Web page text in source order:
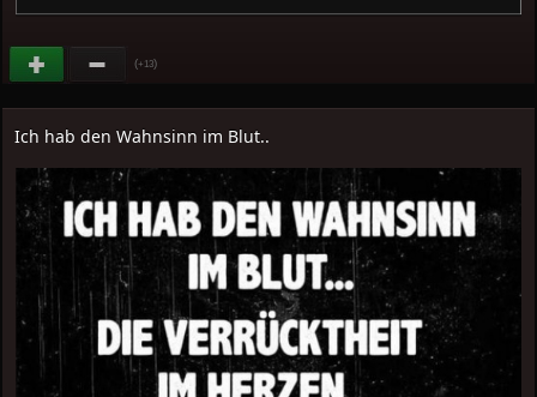
(+13)
Ich hab den Wahnsinn im Blut..